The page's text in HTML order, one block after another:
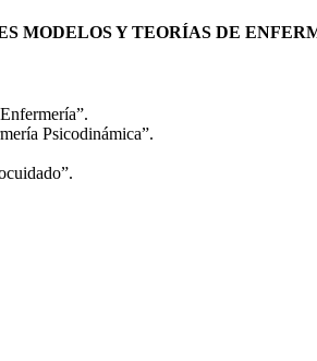
MODELOS Y TEORÍAS DE
Psicodinámica”.